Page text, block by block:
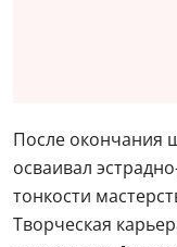
После окончания
осваивал
тонкости
Творческая